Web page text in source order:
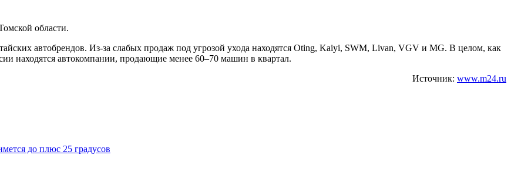
области.
автобрендов. Из-за слабых продаж под угрозой ухода находятся Oting, Kaiyi, SWM, Livan, VGV и MG. В целом, как
находятся автокомпании, продающие менее 60–70 машин в квартал.
Источник: www.m24.ru
до плюс 25 градусов